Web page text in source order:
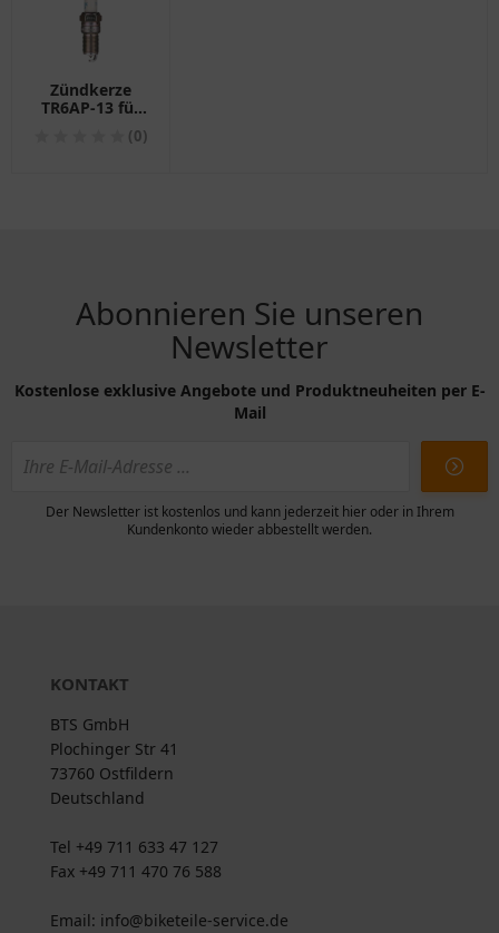
Zündkerze
TR6AP-13 für
Motorräder(0)
Abonnieren Sie unseren
Newsletter
Kostenlose exklusive Angebote und Produktneuheiten per E-
Mail
Der Newsletter ist kostenlos und kann jederzeit hier oder in Ihrem
Kundenkonto wieder abbestellt werden.
KONTAKT
BTS GmbH
Plochinger Str 41
73760 Ostfildern
Deutschland
Tel +49 711 633 47 127
Fax +49 711 470 76 588
Email: info@biketeile-service.de